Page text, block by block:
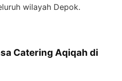
wilayah Depok.
Catering Aqiqah di